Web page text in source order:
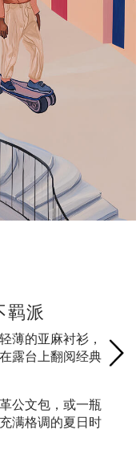
羁派
薄的亚麻衬衫，
露台上翻阅经典
公文包，或一瓶
满格调的夏日时